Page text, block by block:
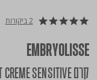
5.0 star rating 2 ביקורות
EMBRYOLISSE
קרם LAIT CREME SENSITIVE